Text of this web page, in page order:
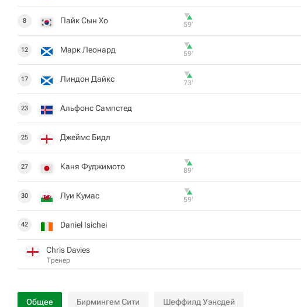
8 Пайк Сын Хо 59‎’‎
12 Марк Леонард 59‎’‎
17 Линдон Дайкс 73‎’‎
23 Альфонс Сампстед
25 Джеймс Бидл
27 Каня Фуджимото 89‎’‎
30 Луи Кумас 59‎’‎
42 Daniel Isichei
Chris Davies
Тренер
Общее Бирмингем Сити Шеффилд Уэнсдей